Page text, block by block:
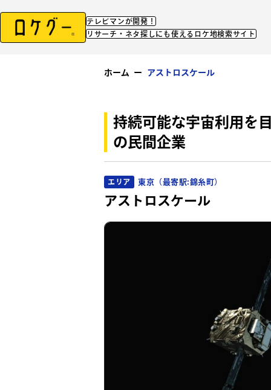
テレビマンが開発！
リサーチ・ネタ探しにも使えるロケ地検索サイト
ホーム ー アストロスケール
持続可能な宇宙利用を
の民間企業
エリア 東京（最寄駅:錦糸町）
アストロスケール